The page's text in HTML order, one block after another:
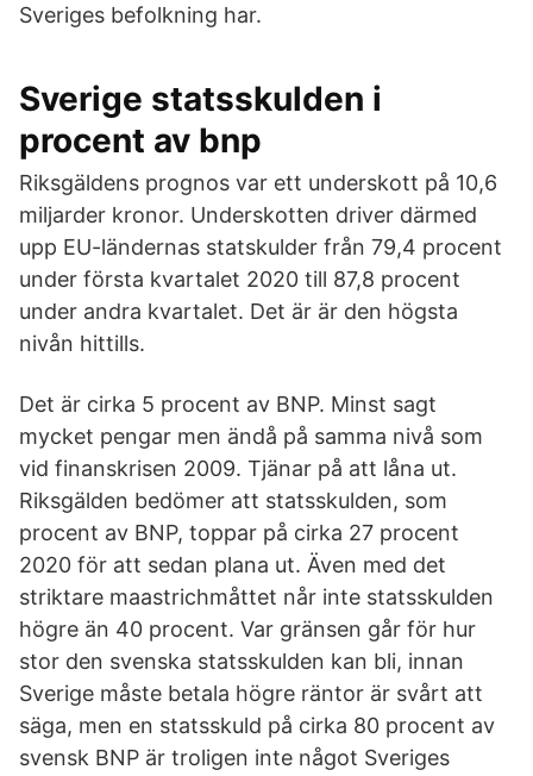
Sveriges befolkning har.
Sverige statsskulden i
procent av bnp
Riksgäldens prognos var ett underskott på 10,6
miljarder kronor. Underskotten driver därmed
upp EU-ländernas statskulder från 79,4 procent
under första kvartalet 2020 till 87,8 procent
under andra kvartalet. Det är är den högsta
nivån hittills.
Det är cirka 5 procent av BNP. Minst sagt
mycket pengar men ändå på samma nivå som
vid finanskrisen 2009. Tjänar på att låna ut.
Riksgälden bedömer att statsskulden, som
procent av BNP, toppar på cirka 27 procent
2020 för att sedan plana ut. Även med det
striktare maastrichmåttet når inte statsskulden
högre än 40 procent. Var gränsen går för hur
stor den svenska statsskulden kan bli, innan
Sverige måste betala högre räntor är svårt att
säga, men en statsskuld på cirka 80 procent av
svensk BNP är troligen inte något Sveriges